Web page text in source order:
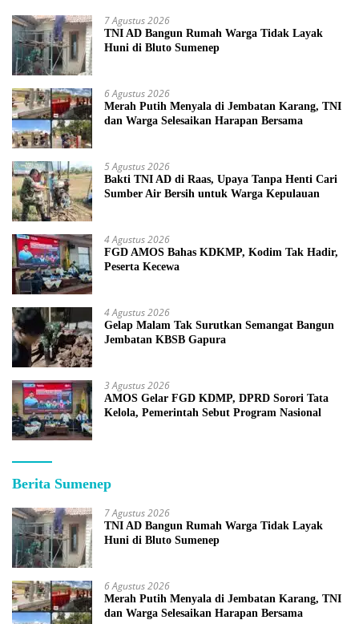
7 Agustus 2026
TNI AD Bangun Rumah Warga Tidak Layak
Huni di Bluto Sumenep
6 Agustus 2026
Merah Putih Menyala di Jembatan Karang, TNI
dan Warga Selesaikan Harapan Bersama
5 Agustus 2026
Bakti TNI AD di Raas, Upaya Tanpa Henti Cari
Sumber Air Bersih untuk Warga Kepulauan
4 Agustus 2026
FGD AMOS Bahas KDKMP, Kodim Tak Hadir,
Peserta Kecewa
4 Agustus 2026
Gelap Malam Tak Surutkan Semangat Bangun
Jembatan KBSB Gapura
3 Agustus 2026
AMOS Gelar FGD KDMP, DPRD Sorori Tata
Kelola, Pemerintah Sebut Program Nasional
Berita Sumenep
7 Agustus 2026
TNI AD Bangun Rumah Warga Tidak Layak
Huni di Bluto Sumenep
6 Agustus 2026
Merah Putih Menyala di Jembatan Karang, TNI
dan Warga Selesaikan Harapan Bersama